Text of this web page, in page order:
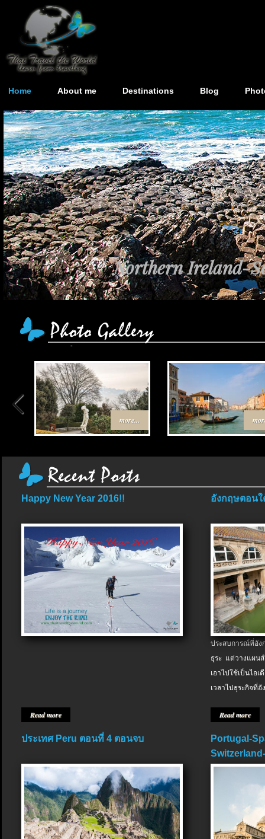
Home About me Destinations Blog
Northern Ireland-
more...
Happy New Year 2016!!
Read more
อังกฤษตอนใ
ประสบการณ์ที่อัง
ธุระ แต่วางแผน
เอาไปใช้เป็นไอ
เวลาไปธุระกิจที่อั
Read more
ประเทศ Peru ตอนที่ 4 ตอนจบ
Portugal-